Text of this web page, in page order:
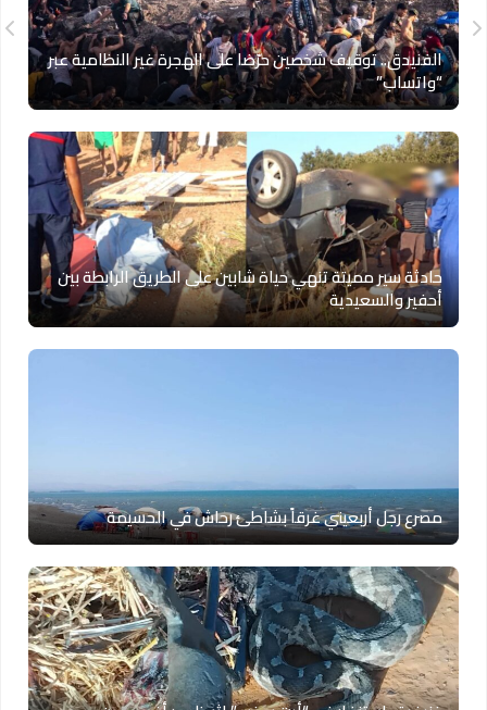
الفنيدق.. توقيف شخصين حرّضا على الهجرة غير النظامية عبر
“واتساب”
حادثة سير مميتة تنهي حياة شابين على الطريق الرابطة بين
أحفير والسعيدية
مصرع رجل أربعيني غرقاً بشاطئ رحاش في الحسيمة